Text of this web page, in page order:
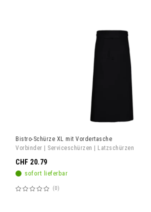
Bistro-Schürze XL mit Vordertasche
Vorbinder | Serviceschürzen | Latzschürzen
sofort lieferbar
Bewertung:
0
CHF 20.79